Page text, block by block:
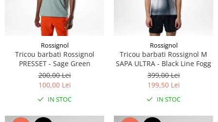
Rossignol
Tricou barbati Rossignol
PRESSET - Sage Green
200,00 Lei
100,00 Lei
IN STOC
Rossignol
Tricou barbati Rossignol M
SAPA ULTRA - Black Line Fogg
399,00 Lei
199,50 Lei
IN STOC